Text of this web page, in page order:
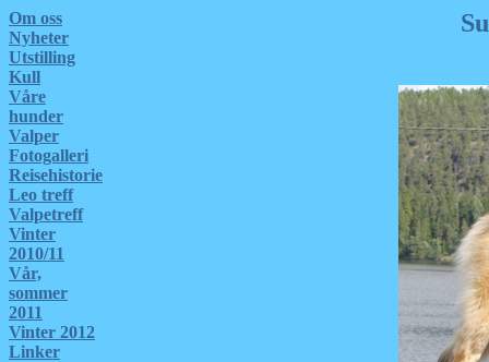
Om oss
Nyheter
Utstilling
Kull
Våre
hunder
Valper
Fotogalleri
Reisehistorie
Leo treff
Valpetreff
Vinter
2010/11
Vår,
sommer
2011
Vinter 2012
Linker